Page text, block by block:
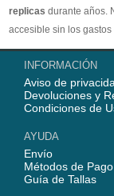
replicas durante años.
accesible sin los
oficial de camisetas
100% auténticos con
mejor calidad
INFORMACIÓN
Aviso de
Devoluciones y
Condiciones de
AYUDA
Envío
Métodos de Pago
Guía de Tallas